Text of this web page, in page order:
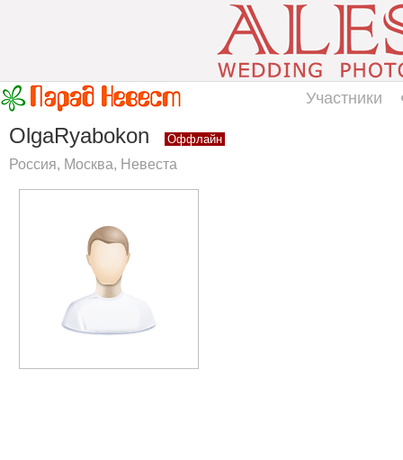
Участники
OlgaRyabokon Оффлайн
Россия, Москва, Невеста